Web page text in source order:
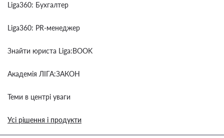
Liga360: Бухгалтер
Liga360: PR-менеджер
Знайти юриста Liga:BOOK
Академія ЛІГА:ЗАКОН
Теми в центрі уваги
Усі рішення і продукти